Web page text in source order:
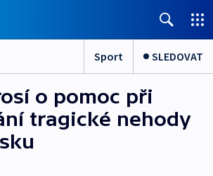
Sport SLEDOVAT
o pomoc při
tragické nehody